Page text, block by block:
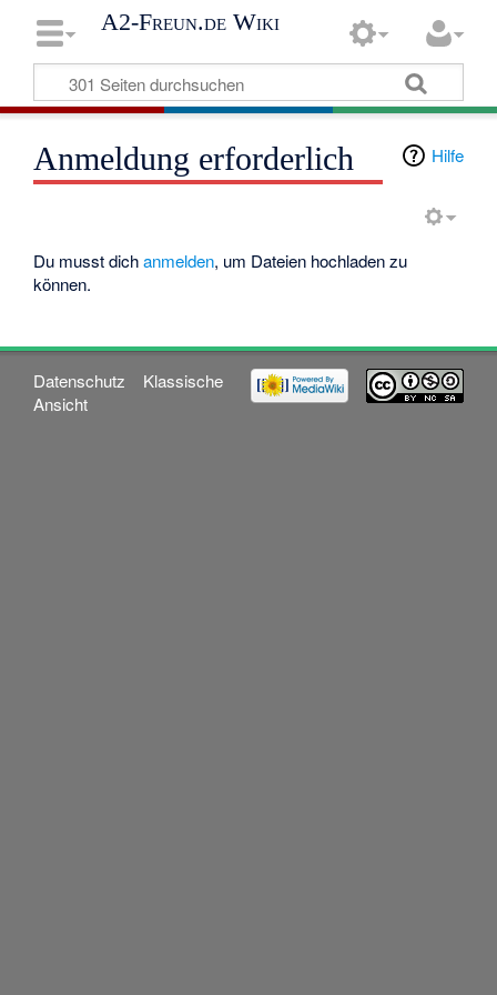
A2-Freun.de Wiki
Hilfe
Anmeldung erforderlich
Du musst dichanmelden, um Dateien hochladen zu
können.
Datenschutz
Klassische
Ansicht